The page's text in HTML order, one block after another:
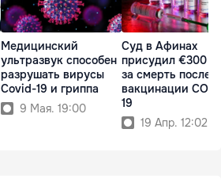
Медицинский
ультразвук способен
разрушать вирусы
Covid-19 и гриппа
9 Мая. 19:00
Суд в Афинах
присудил €300
за смерть после
вакцинации
19
19 Апр. 12:02